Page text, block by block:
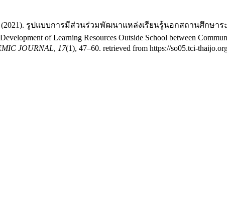
. ป. (2021). รูปแบบการมีส่วนร่วมพัฒนาแหล่งเรียนรู้นอกสถานศึ
of Learning Resources Outside School between
JOURNAL, 17(1), 47–60. retrieved from https://so05.tci-